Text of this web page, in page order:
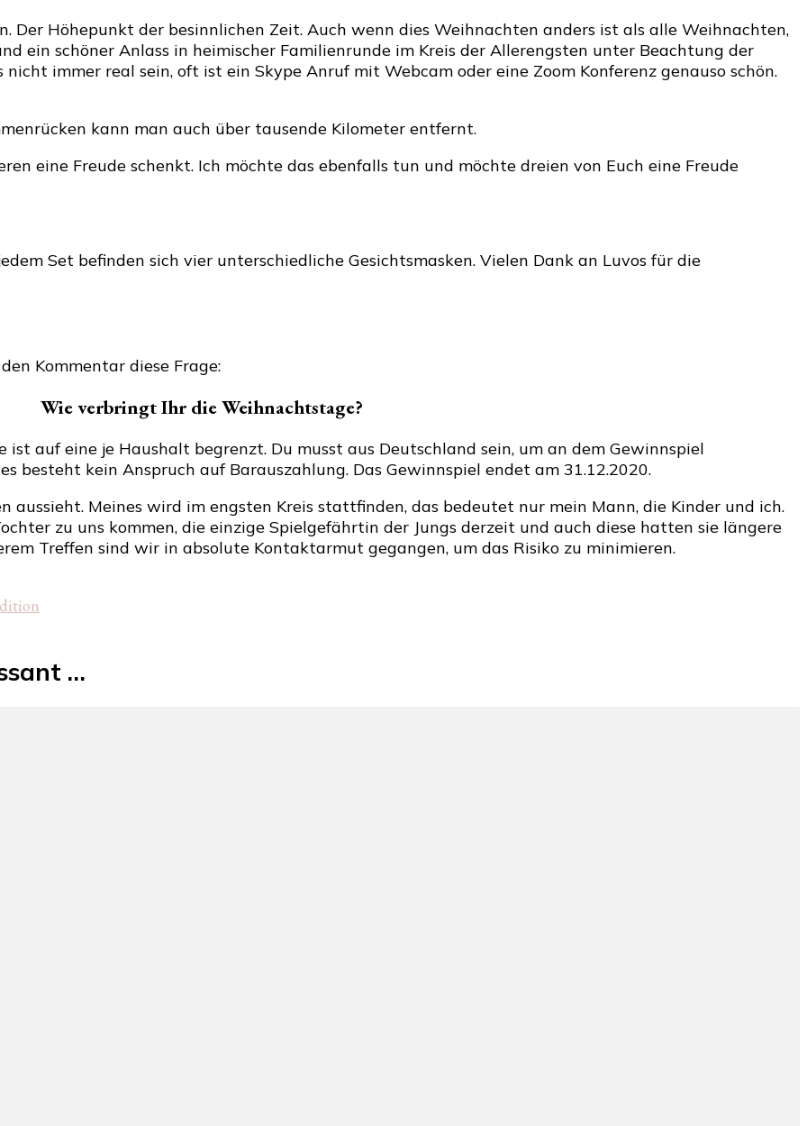
Der Höhepunkt der besinnlichen Zeit. Auch wenn dies Weihnachten anders ist als alle Weihnachten,
ein schöner Anlass in heimischer Familienrunde im Kreis der Allerengsten unter Beachtung der
nicht immer real sein, oft ist ein Skype Anruf mit Webcam oder eine Zoom Konferenz genauso schön.
kann man auch über tausende Kilometer entfernt.
eine Freude schenkt. Ich möchte das ebenfalls tun und möchte dreien von Euch eine Freude
Set befinden sich vier unterschiedliche Gesichtsmasken. Vielen Dank an Luvos für die
Kommentar diese Frage:
Wie verbringt Ihr die Weihnachtstage?
ist auf eine je Haushalt begrenzt. Du musst aus Deutschland sein, um an dem Gewinnspiel
besteht kein Anspruch auf Barauszahlung. Das Gewinnspiel endet am 31.12.2020.
aussieht. Meines wird im engsten Kreis stattfinden, das bedeutet nur mein Mann, die Kinder und ich.
zu uns kommen, die einzige Spielgefährtin der Jungs derzeit und auch diese hatten sie längere
Treffen sind wir in absolute Kontaktarmut gegangen, um das Risiko zu minimieren.
…